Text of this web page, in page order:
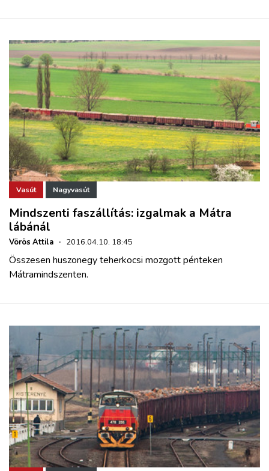
Vasút Nagyvasút
Mindszenti faszállítás: izgalmak a Mátra
lábánál
Vörös Attila · 2016.04.10. 18:45
Összesen huszonegy teherkocsi mozgott pénteken
Mátramindszenten.